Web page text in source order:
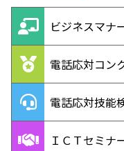
ビジネスマナ
電話応対コン
電話応対技能
ＩＣＴセミナ